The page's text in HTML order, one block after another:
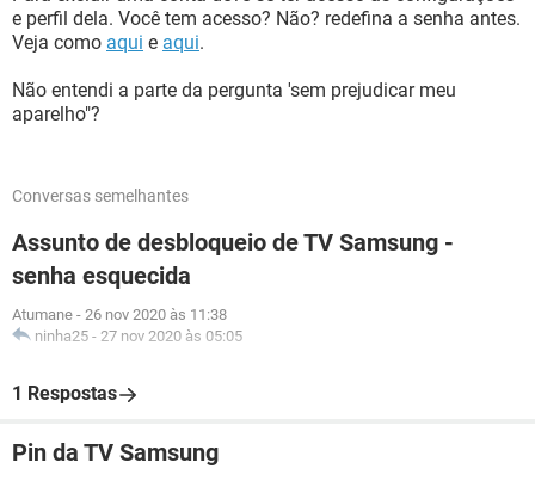
e perfil dela. Você tem acesso? Não? redefina a senha antes.
Veja como aqui e aqui.
Não entendi a parte da pergunta 'sem prejudicar meu
aparelho"?
Conversas semelhantes
Assunto de desbloqueio de TV Samsung -
senha esquecida
Atumane - 26 nov 2020 às 11:38
ninha25 - 27 nov 2020 às 05:05
1 Respostas
Pin da TV Samsung